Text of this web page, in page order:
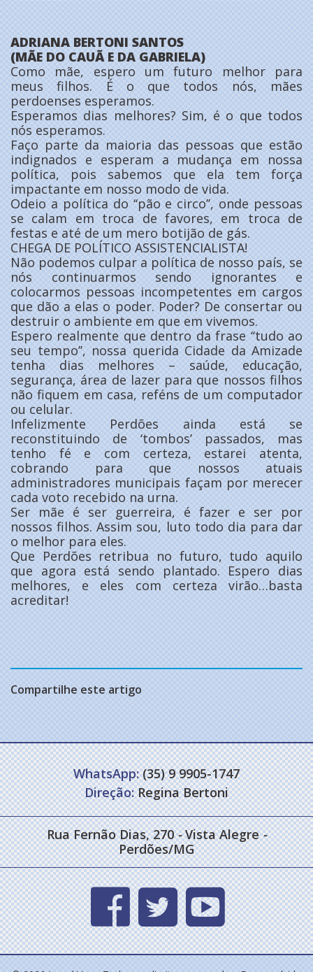
ADRIANA BERTONI SANTOS
(MÃE DO CAUÃ E DA GABRIELA)
Como mãe, espero um futuro melhor para
meus filhos. É o que todos nós, mães
perdoenses esperamos.
Esperamos dias melhores? Sim, é o que todos
nós esperamos.
Faço parte da maioria das pessoas que estão
indignados e esperam a mudança em nossa
política, pois sabemos que ela tem força
impactante em nosso modo de vida.
Odeio a política do ‘‘pão e circo’’, onde pessoas
se calam em troca de favores, em troca de
festas e até de um mero botijão de gás.
CHEGA DE POLÍTICO ASSISTENCIALISTA!
Não podemos culpar a política de nosso país, se
nós continuarmos sendo ignorantes e
colocarmos pessoas incompetentes em cargos
que dão a elas o poder. Poder? De consertar ou
destruir o ambiente em que em vivemos.
Espero realmente que dentro da frase ‘‘tudo ao
seu tempo’’, nossa querida Cidade da Amizade
tenha dias melhores – saúde, educação,
segurança, área de lazer para que nossos filhos
não fiquem em casa, reféns de um computador
ou celular.
Infelizmente Perdões ainda está se
reconstituindo de ‘tombos’ passados, mas
tenho fé e com certeza, estarei atenta,
cobrando para que nossos atuais
administradores municipais façam por merecer
cada voto recebido na urna.
Ser mãe é ser guerreira, é fazer e ser por
nossos filhos. Assim sou, luto todo dia para dar
o melhor para eles.
Que Perdões retribua no futuro, tudo aquilo
que agora está sendo plantado. Espero dias
melhores, e eles com certeza virão…basta
acreditar!
Compartilhe este artigo
WhatsApp:(35) 9 9905-1747
Direção:Regina Bertoni
Rua Fernão Dias, 270- Vista Alegre-
Perdões/MG